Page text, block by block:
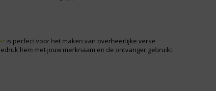
is perfect voor het maken van overheerlijke verse
hem met jouw merknaam en de ontvanger gebruikt